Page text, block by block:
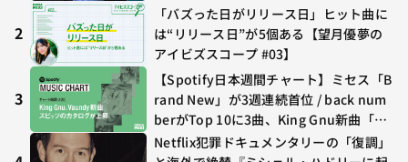
2
「バズった日がリリース日」ヒット曲に
は“リリース日”が5個ある【望月優夢の
アイビズスコープ #03】
3
【Spotify日本週間チャート】ミセス「B
rand New」が3週連続首位 / back num
berがTop 10に3曲、King Gnu新曲「G
O GHOST」が初登場〜集計期間：2026
Netflix犯罪ドキュメンタリーの「復調」